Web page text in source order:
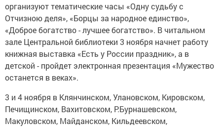
организуют тематические часы «Одну судьбу с
Отчизною деля», «Борцы за народное единство»,
«Доброе богатство - лучшее богатство». В читальном
зале Центральной библиотеки 3 ноября начнет работу
книжная выставка «Есть у России праздник», а в
детской - пройдет электронная презентация «Мужество
останется в веках».
3 и 4 ноября в Клянчинском, Улановском, Кировском,
Печищинском, Вахитовском, Р.Бурнашевском,
Макуловском, Майданском, Кильдеевском,